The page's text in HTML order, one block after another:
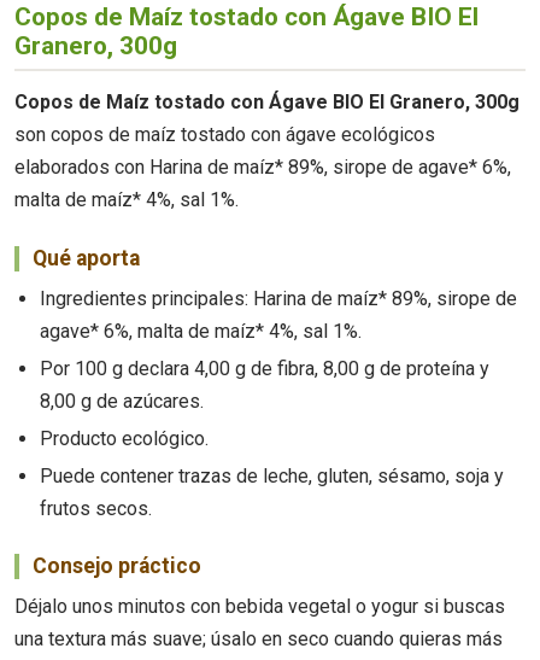
Copos de Maíz tostado con Ágave BIO El
Granero, 300g
Copos de Maíz tostado con Ágave BIO El Granero, 300g
son copos de maíz tostado con ágave ecológicos
elaborados con Harina de maíz* 89%, sirope de agave* 6%,
malta de maíz* 4%, sal 1%.
Qué aporta
Ingredientes principales: Harina de maíz* 89%, sirope de
agave* 6%, malta de maíz* 4%, sal 1%.
Por 100 g declara 4,00 g de fibra, 8,00 g de proteína y
8,00 g de azúcares.
Producto ecológico.
Puede contener trazas de leche, gluten, sésamo, soja y
frutos secos.
Consejo práctico
Déjalo unos minutos con bebida vegetal o yogur si buscas
una textura más suave; úsalo en seco cuando quieras más